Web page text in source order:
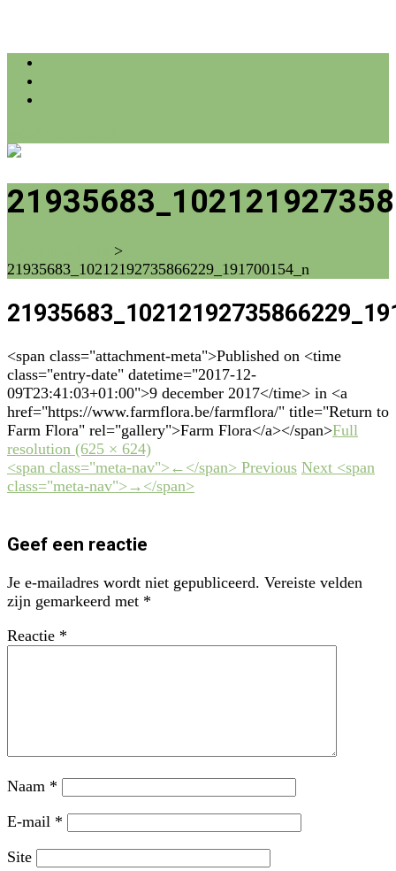
>
21935683_10212192735866229_191700154_n
<span class="attachment-meta">Published on <time
class="entry-date" datetime="2017-12-
09T23:41:03+01:00">9 december 2017</time> in <a
href="https://www.farmflora.be/farmflora/" title="Return to
Farm Flora" rel="gallery">Farm Flora</a></span>Full
resolution (625 × 624)
<span class="meta-nav">←</span> Previous Next <span
class="meta-nav">→</span>
Geef een reactie
Je e-mailadres wordt niet gepubliceerd. Vereiste velden
zijn gemarkeerd met *
Reactie *
Naam *
E-mail *
Site